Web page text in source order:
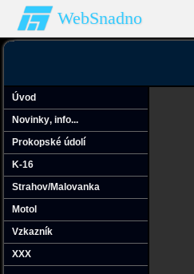
WebSnadno
Úvod
Novinky‚ info...
Prokopské údolí
K-16
Strahov/Malovanka
Motol
Vzkazník
XXX